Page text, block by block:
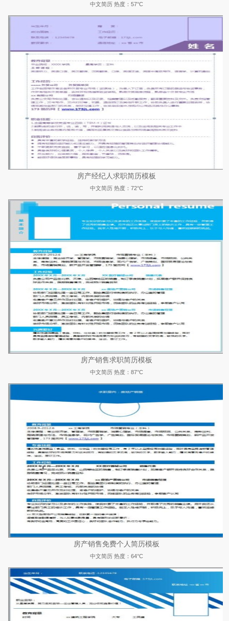
中文简历 热度：57°C
房产经纪人求职简历模板
中文简历 热度：72°C
房产销售求职简历模板
中文简历 热度：87°C
房产销售免费个人简历模板
中文简历 热度：64°C